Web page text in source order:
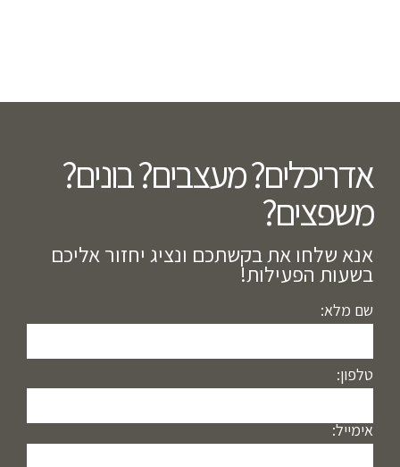
אדריכלים? מעצבים? בונים?
משפצים?​
אנא שלחו את בקשתכם ונציג יחזור אליכם
בשעות הפעילות!
שם מלא:
טלפון:
אימייל: